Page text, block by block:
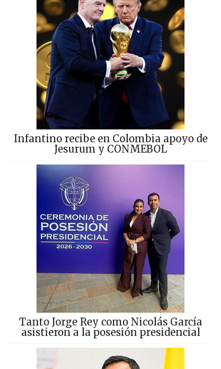
Infantino recibe en Colombia apoyo de
Jesurum y CONMEBOL
Tanto Jorge Rey como Nicolás García
asistieron a la posesión presidencial